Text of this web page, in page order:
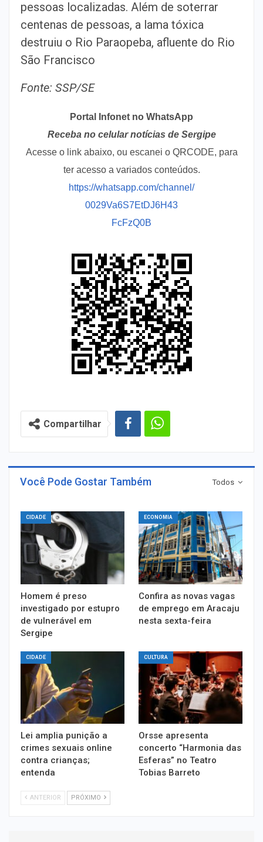
pessoas localizadas. Além de soterrar
centenas de pessoas, a lama tóxica
destruiu o Rio Paraopeba, afluente do Rio
São Francisco
Fonte: SSP/SE
Portal Infonet no WhatsApp
Receba no celular notícias de Sergipe
Acesse o link abaixo, ou escanei o QRCODE, para
ter acesso a variados conteúdos.
https://whatsapp.com/channel/
0029Va6S7EtDJ6H43
FcFzQ0B
Compartilhar
Todos
Você Pode Gostar Também
CIDADE
Homem é preso
investigado por estupro
de vulnerável em
Sergipe
ECONOMIA
Confira as novas vagas
de emprego em Aracaju
nesta sexta-feira
CIDADE
Lei amplia punição a
crimes sexuais online
contra crianças;
entenda
CULTURA
Orsse apresenta
concerto “Harmonia das
Esferas” no Teatro
Tobias Barreto
ANTERIOR PRÓXIMO